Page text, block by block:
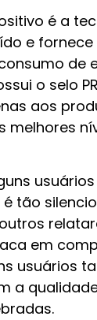
é a
e
de
o selo
aos
melhores
tão
em
usuários
a